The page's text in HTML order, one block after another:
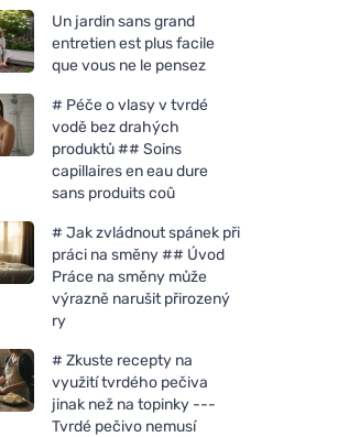
Un jardin sans grand
entretien est plus facile
que vous ne le pensez
# Péče o vlasy v tvrdé
vodě bez drahých
produktů ## Soins
capillaires en eau dure
sans produits coû
# Jak zvládnout spánek při
práci na směny ## Úvod
Práce na směny může
výrazně narušit přirozený
ry
# Zkuste recepty na
využití tvrdého pečiva
jinak než na topinky ---
Tvrdé pečivo nemusí